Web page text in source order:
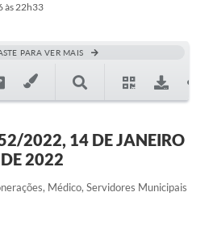
às 22h33
PARA VER MAIS
2022, 14 DE JANEIRO
DE 2022
Médico, Servidores Municipais